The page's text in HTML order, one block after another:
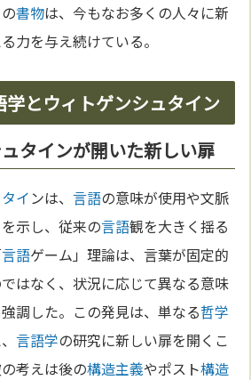
書物は、今もなお多くの人々に新
力を与え続けている。
学とウィトゲンシュタイン
タインが開いた新しい扉
タイ ンは、言語の意味が使用や文脈
示し、従来の言語観を大きく揺る
言語ゲーム」理論は、言葉が固定的
はなく、状況に応じて異なる意味
調した。この発見は、単なる哲学
言語学の研究に新しい扉を開くこ
考えは後の構造主義やポスト構造